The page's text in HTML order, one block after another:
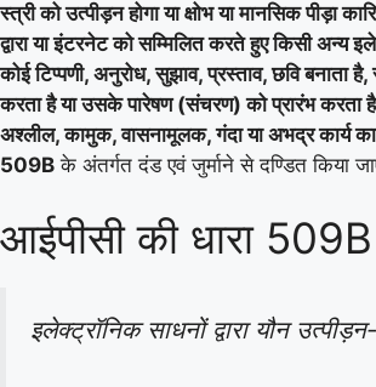
स्त्री को उत्पीड़न होगा या क्षोभ या मानसिक पीड़ा
द्वारा या इंटरनेट को सम्मिलित करते हुए किसी अन्य
कोई टिप्पणी, अनुरोध, सुझाव, प्रस्ताव, छवि बनाता
करता है या उसके पारेषण (संचरण) को प्रारंभ करता
अश्लील, कामुक, वासनामूलक, गंदा या अभद्र कार्य
509B के अंतर्गत दंड एवं जुर्माने से दण्डित किया
आईपीसी की धारा
इलेक्ट्रॉनिक साधनों द्वारा यौन उत्पीड़न-